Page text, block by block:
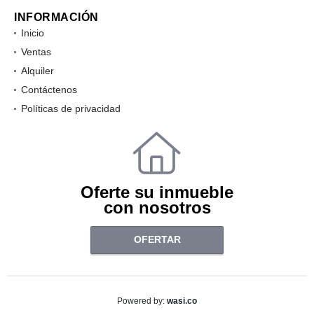
INFORMACIÓN
Inicio
Ventas
Alquiler
Contáctenos
Políticas de privacidad
Oferte su inmueble
con nosotros
OFERTAR
Powered by: wasi.co